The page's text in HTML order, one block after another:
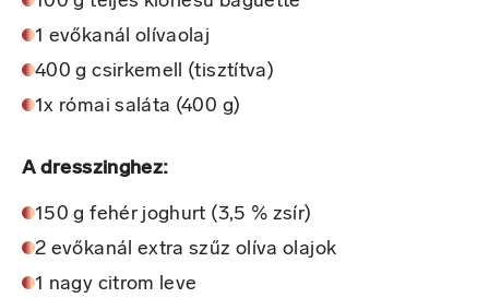
1 evőkanál olívaolaj
400 g csirkemell (tisztítva)
1x római saláta (400 g)
A dresszinghez:
150 g fehér joghurt (3,5 % zsír)
2 evőkanál extra szűz olíva olajok
1 nagy citrom leve